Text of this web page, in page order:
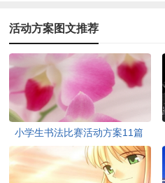
活动方案图文推荐
小学生书法比赛活动方案11篇